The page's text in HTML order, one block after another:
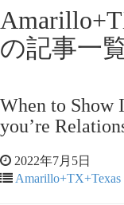
の記事一
When to Show
you’re
2022年7月5日
Amarillo+TX+Texas